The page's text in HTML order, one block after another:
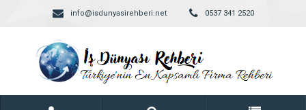
info@isdunyasirehberi.net 0537 341 2520